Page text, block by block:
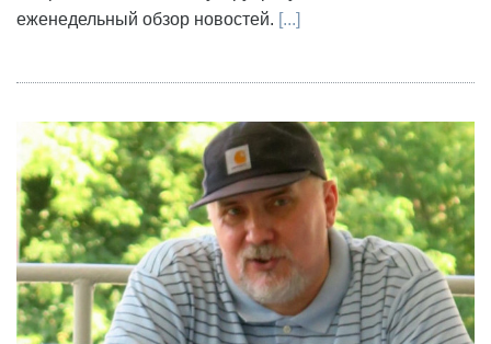
еженедельный обзор новостей. [...]